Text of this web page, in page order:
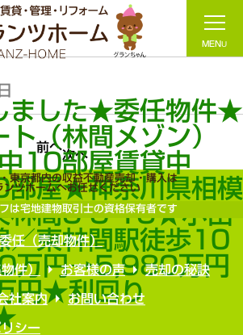
ました★委任物件★
（林間メゾン）
10部屋賃貸中
屋★神奈川県相模
林間3-3-15★小田
／東林間駅徒歩10
円→5,980万円
★利回り
前へ
次へ
東京都内の収益不動産売却・購入は
ンツホームへお任せください
は宅地建物取引士の資格保有者です
任（売却物件）
件） お客様の声 売却の秘訣
社案内 お問い合わせ
シー